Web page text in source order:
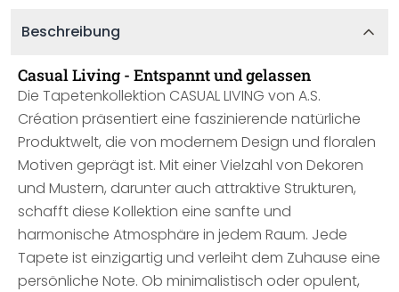
Beschreibung
Casual Living - Entspannt und gelassen
Die Tapetenkollektion CASUAL LIVING von A.S.
Création präsentiert eine faszinierende natürliche
Produktwelt, die von modernem Design und floralen
Motiven geprägt ist. Mit einer Vielzahl von Dekoren
und Mustern, darunter auch attraktive Strukturen,
schafft diese Kollektion eine sanfte und
harmonische Atmosphäre in jedem Raum. Jede
Tapete ist einzigartig und verleiht dem Zuhause eine
persönliche Note. Ob minimalistisch oder opulent,